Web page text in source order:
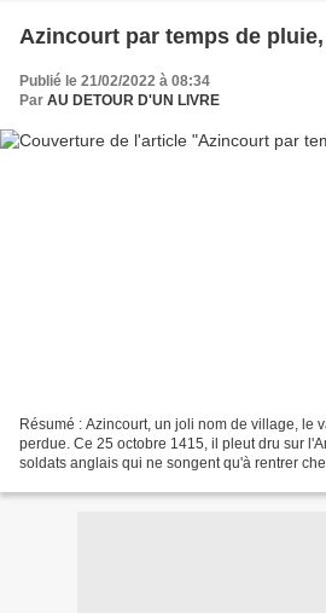
Azincourt par temps de
Publié le 21/02/2022 à 08:34
Par AU DETOUR D'UN LIVRE
Résumé : Azincourt, un joli nom de village, le
perdue. Ce 25 octobre 1415, il pleut dru sur
soldats anglais qui ne songent qu'à rentrer